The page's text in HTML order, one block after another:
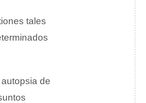
tales
de